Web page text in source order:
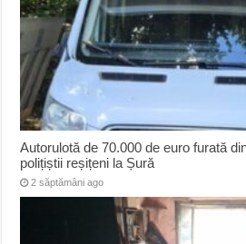
Autorulotă de 70.000 de euro furată
polițiștii reșițeni la Șură
2 săptămâni ago